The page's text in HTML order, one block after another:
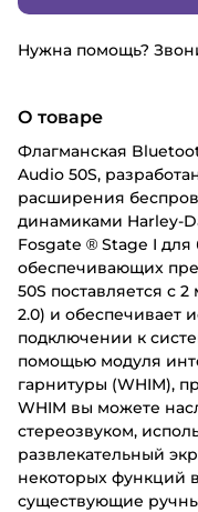
Нужна помощь?
О товаре
Флагманская
Audio 50S,
расширения
динамиками Harley-
Fosgate ® Stage I
обеспечивающих
50S поставляется с
2.0) и обеспечивает
подключении к
помощью модуля
гарнитуры (WHIM),
WHIM вы можете
стереозвуком,
развлекательный
некоторых функций
существующие